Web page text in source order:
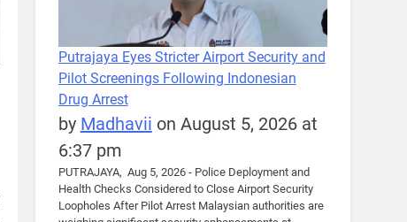
Putrajaya Eyes Stricter Airport Security and
Pilot Screenings Following Indonesian
Drug Arrest
by Madhavii on August 5, 2026 at
6:37 pm
PUTRAJAYA, Aug 5, 2026 - Police Deployment and
Health Checks Considered to Close Airport Security
Loopholes After Pilot Arrest Malaysian authorities are